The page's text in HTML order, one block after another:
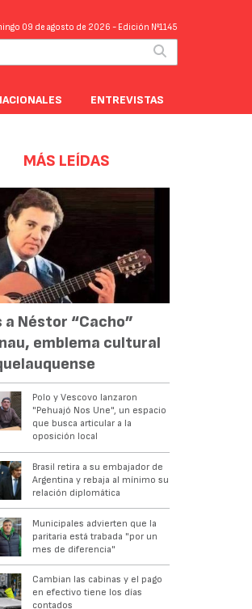
09 de agosto de 2026 - Edición Nº1145
ENTREVISTAS
MÁS LEÍDAS
a Néstor “Cacho”
emblema cultural
Polo y Vescovo lanzaron
"Pehuajó Nos Une", un espacio
que busca articular a la
oposición local
Brasil retira a su embajador de
Argentina y rebaja al mínimo su
relación diplomática
Municipales advierten que la
paritaria está trabada "por un
mes de diferencia"
Cambian las cabinas y el pago
en efectivo tiene los días
contados